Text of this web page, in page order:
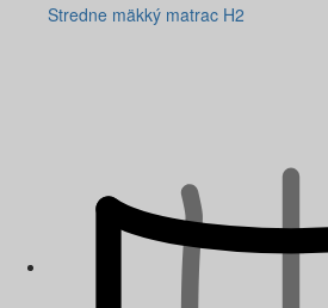
Stredne mäkký matrac H2